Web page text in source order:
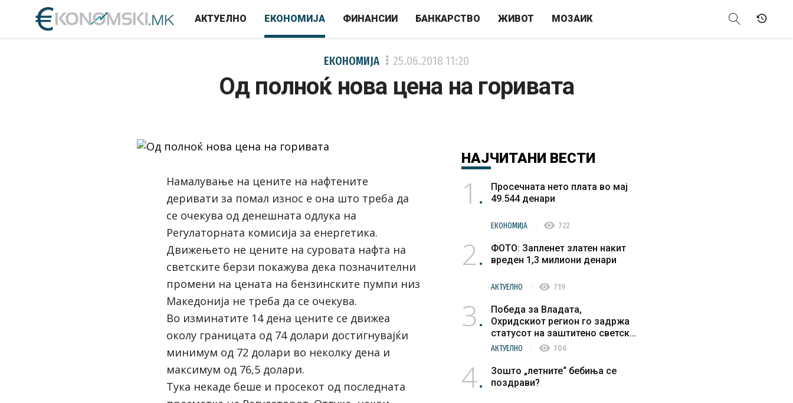
АКТУЕЛНО ЕКОНОМИЈА ФИНАНСИИ БАНКАРСТВО ЖИВОТ МОЗАИК
ЕКОНОМИЈА 25.06.2018 11:20
Од полноќ нова цена на горивата
Намалување на цените на нафтените
деривати за помал износ е она што треба да
се очекува од денешната одлука на
Регулаторната комисија за енергетика.
Движењето не цените на суровата нафта на
светските берзи покажува дека позначителни
промени на цената на бензинските пумпи низ
Македонија не треба да се очекува.
Во изминатите 14 дена цените се движеа
околу границата од 74 долари достигнувајќи
минимум од 72 долари во неколку дена и
максимум од 76,5 долари.
Тука некаде беше и просекот од последната
НАЈЧИТАНИ ВЕСТИ
1
Просечната нето плата во мај
49.544 денари
ЕКОНОМИЈА visibility 722
2
ФОТО: Запленет златен накит
вреден 1,3 милиони денари
АКТУЕЛНО visibility 719
3
Победа за Владата,
Охридскиот регион го задржа
статусот на заштитено светско
културно наследство
АКТУЕЛНО visibility 706
4
Зошто „летните“ бебиња се
поздрави?